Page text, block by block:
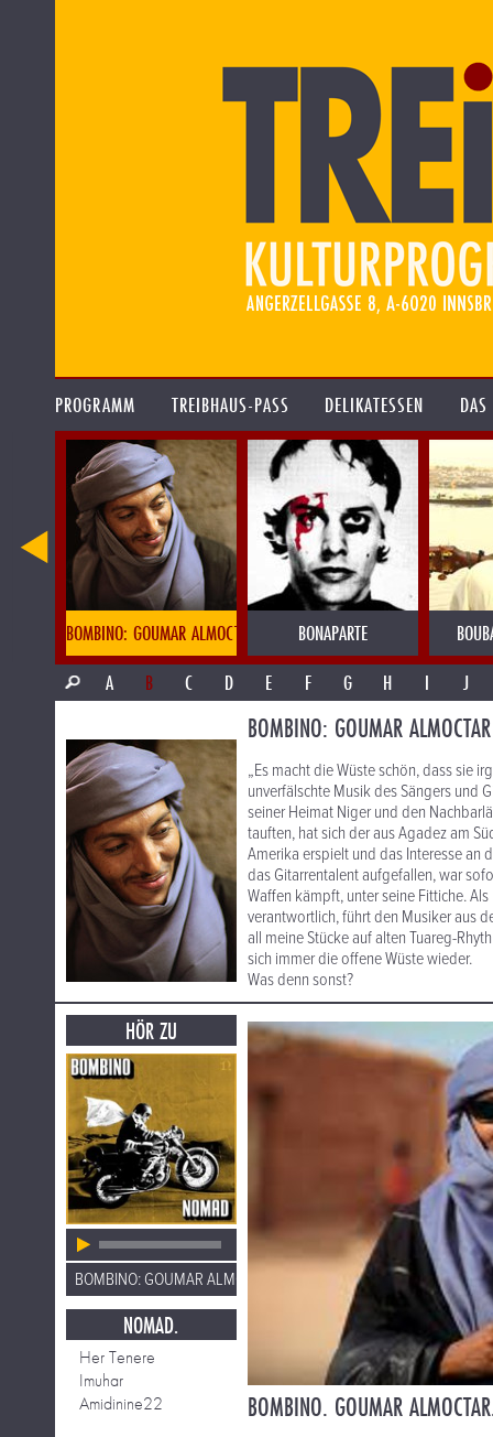
PROGRAMM TREIBHAUS-PASS DELIKATESSEN
BOMBINO: GOUMAR ALMOCTAR BONAPARTE
A
B C D E F G H I J
BOMBINO: GOUMAR ALMOCTAR
„Es macht die Wüste schön, dass sie
unverfälschte Musik des Sängers und
seiner Heimat Niger und den
tauften, hat sich der aus Agadez am
Amerika erspielt und das Interesse an
das Gitarrentalent aufgefallen, war
Waffen kämpft, unter seine Fittiche.
verantwortlich, führt den Musiker aus
all meine Stücke auf alten Tuareg-
sich immer die offene Wüste wieder.
Was denn sonst?
HÖR ZU
BOMBINO: GOUMAR ALMOCTAR
NOMAD.
Her Tenere
Imuhar
Amidinine22
BOMBINO. GOUMAR